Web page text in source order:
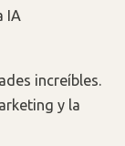
IA
increíbles.
y la